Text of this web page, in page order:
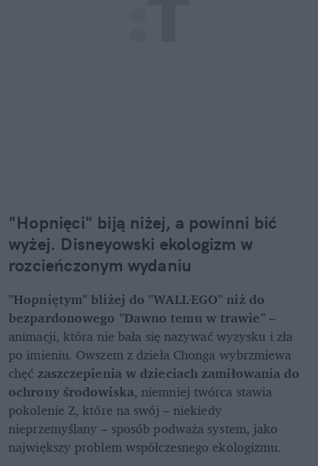
"Hopnięci" biją niżej, a powinni bić
wyżej. Disneyowski ekologizm w
rozcieńczonym wydaniu
"Hopniętym" bliżej do "WALL·EGO" niż do
bezpardonowego "Dawno temu w trawie" –
animacji, która nie bała się nazywać wyzysku i zła
po imieniu. Owszem z dzieła Chonga wybrzmiewa
chęć zaszczepienia w dzieciach zamiłowania do
ochrony środowiska, niemniej twórca stawia
pokolenie Z, które na swój – niekiedy
nieprzemyślany – sposób podważa system, jako
największy problem współczesnego ekologizmu.